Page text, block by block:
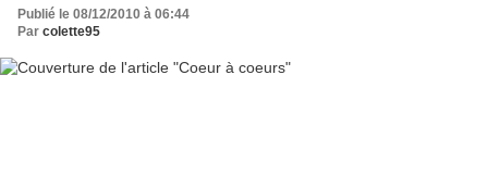
Publié le 08/12/2010 à 06:44
Par colette95